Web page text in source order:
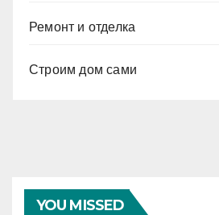
Ремонт и отделка
Строим дом сами
YOU MISSED